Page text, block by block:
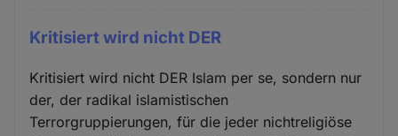
Kritisiert wird nicht DER
Kritisiert wird nicht DER Islam per se, sondern nur
der, der radikal islamistischen
Terrorgruppierungen, für die jeder nichtreligiöse